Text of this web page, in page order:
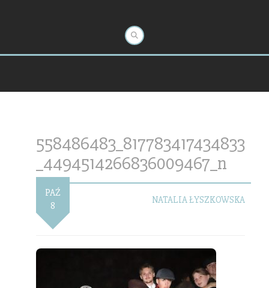
558486483_817783417434833
_4494514266836009467_n
PAŹ
8
NATALIA ŁYSZKOWSKA